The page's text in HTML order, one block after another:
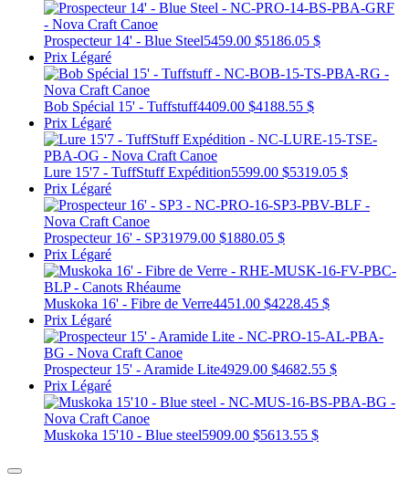
Prospecteur 14' - Blue Steel5459.00 $5186.05 $
Prix Légaré
Bob Spécial 15' - Tuffstuff4409.00 $4188.55 $
Prix Légaré
Lure 15'7 - TuffStuff Expédition5599.00 $5319.05 $
Prix Légaré
Prospecteur 16' - SP31979.00 $1880.05 $
Prix Légaré
Muskoka 16' - Fibre de Verre4451.00 $4228.45 $
Prix Légaré
Prospecteur 15' - Aramide Lite4929.00 $4682.55 $
Prix Légaré
Muskoka 15'10 - Blue steel5909.00 $5613.55 $